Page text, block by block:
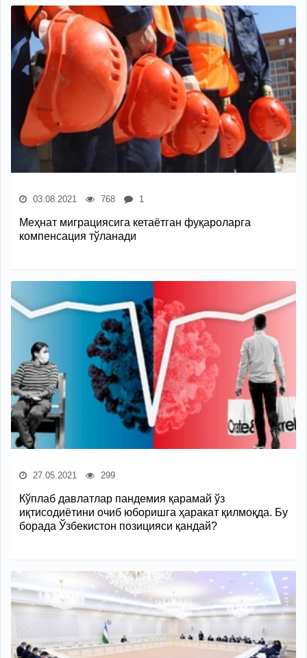
03.08.2021 768 1
Меҳнат миграциясига кетаётган фуқароларга
компенсация тўланади
27.05.2021 299
Кўплаб давлатлар пандемия қарамай ўз
иқтисодиётини очиб юборишга ҳаракат қилмоқда. Бу
борада Ўзбекистон позицияси қандай?